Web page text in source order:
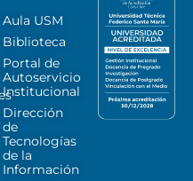
Aula USM
Biblioteca
Portal de
Autoservicio
Institucional
Dirección
de
Tecnologías
de la
Información